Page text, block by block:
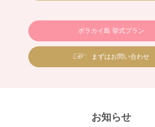
ボラカイ島 挙式プラン
まずはお問い合わせ
お知らせ